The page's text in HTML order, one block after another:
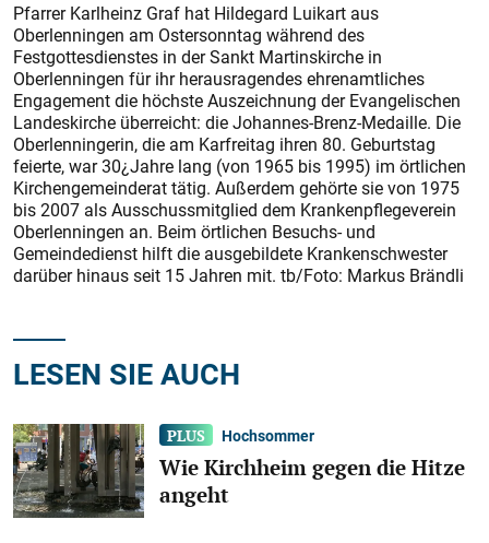
Pfarrer Karlheinz Graf hat Hildegard Luikart aus
Oberlenningen am Ostersonntag während des
Festgottesdienstes in der Sankt Martinskirche in
Oberlenningen für ihr herausragendes ehrenamtliches
Engagement die höchste Auszeichnung der Evangelischen
Landeskirche überreicht: die Johannes-Brenz-Medaille. Die
Oberlenningerin, die am Karfreitag ihren 80. Geburtstag
feierte, war 30¿Jahre lang (von 1965 bis 1995) im örtlichen
Kirchengemeinderat tätig. Außerdem gehörte sie von 1975
bis 2007 als Ausschussmitglied dem Krankenpflegeverein
Oberlenningen an. Beim örtlichen Besuchs- und
Gemeindedienst hilft die ausgebildete Krankenschwester
darüber hinaus seit 15 Jahren mit. tb/Foto: Markus Brändli
LESEN SIE AUCH
Hochsommer
Wie Kirchheim gegen die Hitze
angeht